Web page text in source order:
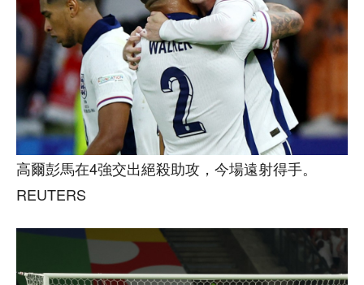
高爾彭馬在4強交出絕殺助攻，今場遠射得手。
REUTERS